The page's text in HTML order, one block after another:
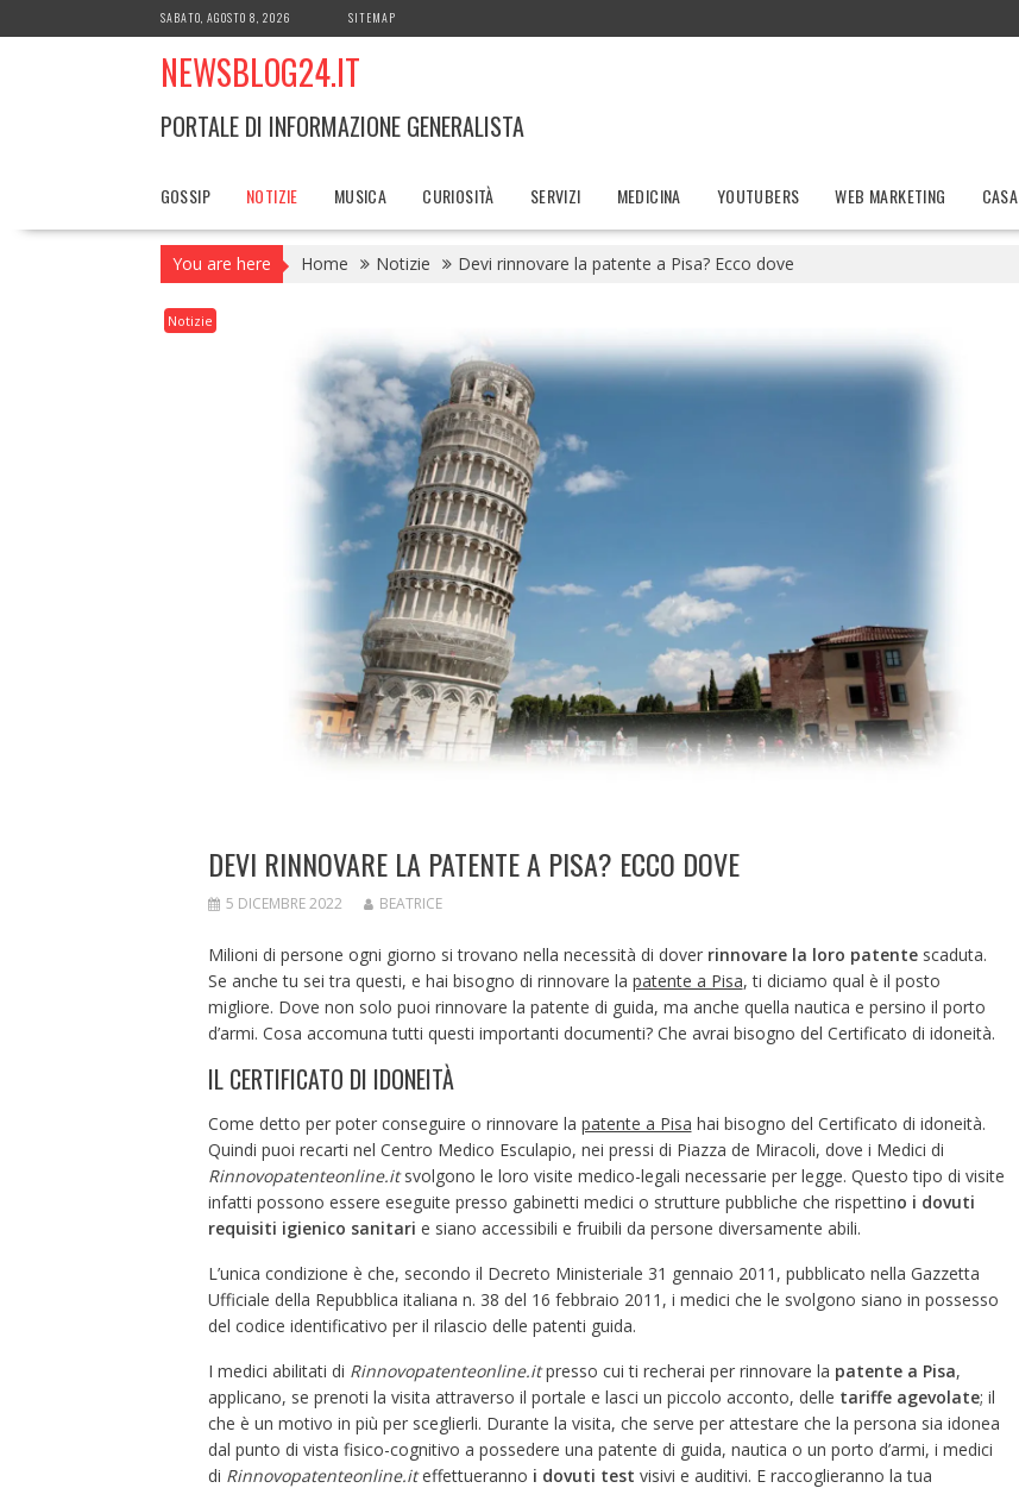
to
SABATO, AGOSTO 8, 2026 SITEMAP
NEWSBLOG24.IT
PORTALE DI INFORMAZIONE GENERALISTA
GOSSIP NOTIZIE MUSICA CURIOSITÀ SERVIZI MEDICINA YOUTUBERS WEB MARKETING CASA
You are here Home Notizie Devi rinnovare la patente a Pisa? Ecco dove
Notizie
DEVI RINNOVARE LA PATENTE A PISA? ECCO DOVE
5 DICEMBRE 2022 BEATRICE
Milioni di persone ogni giorno si trovano nella necessità di dover rinnovare la loro patente scaduta.
Se anche tu sei tra questi, e hai bisogno di rinnovare la patente a Pisa, ti diciamo qual è il posto
migliore. Dove non solo puoi rinnovare la patente di guida, ma anche quella nautica e persino il porto
d’armi. Cosa accomuna tutti questi importanti documenti? Che avrai bisogno del Certificato di idoneità.
IL CERTIFICATO DI IDONEITÀ
Come detto per poter conseguire o rinnovare la patente a Pisa hai bisogno del Certificato di idoneità.
Quindi puoi recarti nel Centro Medico Esculapio, nei pressi di Piazza de Miracoli, dove i Medici di
Rinnovopatenteonline.itsvolgono le loro visite medico-legali necessarie per legge. Questo tipo di visite
infatti possono essere eseguite presso gabinetti medici o strutture pubbliche che rispettino i dovuti
requisiti igienico sanitari e siano accessibili e fruibili da persone diversamente abili.
L’unica condizione è che, secondo il Decreto Ministeriale 31 gennaio 2011, pubblicato nella Gazzetta
Ufficiale della Repubblica italiana n. 38 del 16 febbraio 2011, i medici che le svolgono siano in possesso
del codice identificativo per il rilascio delle patenti guida.
I medici abilitati di Rinnovopatenteonline.itpresso cui ti recherai per rinnovare la patente a Pisa,
applicano, se prenoti la visita attraverso il portale e lasci un piccolo acconto, delle tariffe agevolate; il
che è un motivo in più per sceglierli. Durante la visita, che serve per attestare che la persona sia idonea
dal punto di vista fisico-cognitivo a possedere una patente di guida, nautica o un porto d’armi, i medici
di Rinnovopatenteonline.iteffettueranno i dovuti test visivi e auditivi. E raccoglieranno la tua